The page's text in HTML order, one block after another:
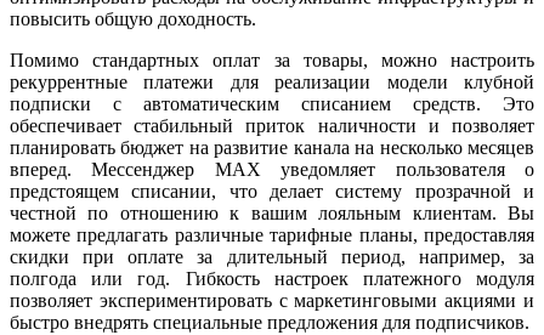
повысить общую доходность.
Помимо стандартных оплат за товары, можно настроить
рекуррентные платежи для реализации модели клубной
подписки с автоматическим списанием средств. Это
обеспечивает стабильный приток наличности и позволяет
планировать бюджет на развитие канала на несколько месяцев
вперед. Мессенджер MAX уведомляет пользователя о
предстоящем списании, что делает систему прозрачной и
честной по отношению к вашим лояльным клиентам. Вы
можете предлагать различные тарифные планы, предоставляя
скидки при оплате за длительный период, например, за
полгода или год. Гибкость настроек платежного модуля
позволяет экспериментировать с маркетинговыми акциями и
быстро внедрять специальные предложения для подписчиков.